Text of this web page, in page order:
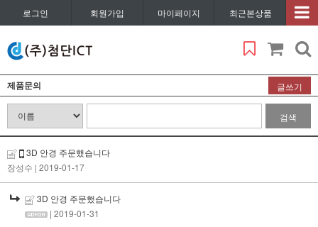
로그인 회원가입 마이페이지 최근본상품
제품문의 글쓰기
검색
3D 안경 주문했습니다
장성수 | 2019-01-17
3D 안경 주문했습니다
| 2019-01-31